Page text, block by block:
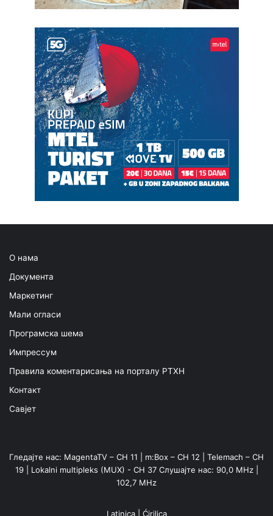
О нама
Документа
Маркетинг
Мали огласи
Програмска шема
Импрессум
Правила коментарисања на порталу РТХН
Контакт
Савјет
Гледајте нас: MagentaTV – CH 11 | m:Box – CH 12 | Telemach – CH
19 | Lokalni multipleks (MUX) - CH 37 Слушајте нас: 90,0 MHz |
102,7 MHz
Latinica| Ćirilica